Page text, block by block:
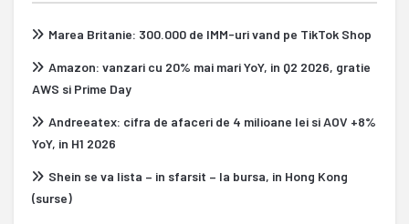
Marea Britanie: 300.000 de IMM-uri vand pe TikTok Shop
Amazon: vanzari cu 20% mai mari YoY, in Q2 2026, gratie
AWS si Prime Day
Andreeatex: cifra de afaceri de 4 milioane lei si AOV +8%
YoY, in H1 2026
Shein se va lista – in sfarsit – la bursa, in Hong Kong
(surse)